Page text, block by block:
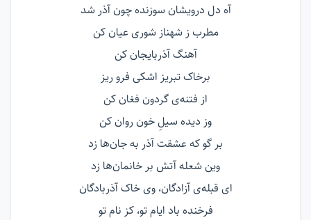
آه دل درویشان سوزنده چون آذر شد
مطرب ز شهناز شوری عیان کن
آهنگ آذربایجان کن
برخاک تبریز اشکی فرو ریز
از فتنه‌ی گردون فغان کن
وز دیده سیلِ خون روان کن
بر گو که عشقت آذر به جان‌ها زد
وین شعله آتش بر خانمان‌ها زد
ای قبله‌ی آزادگان، وی خاک آذربادگان
فرخنده باد ایام تو، کز نام تو